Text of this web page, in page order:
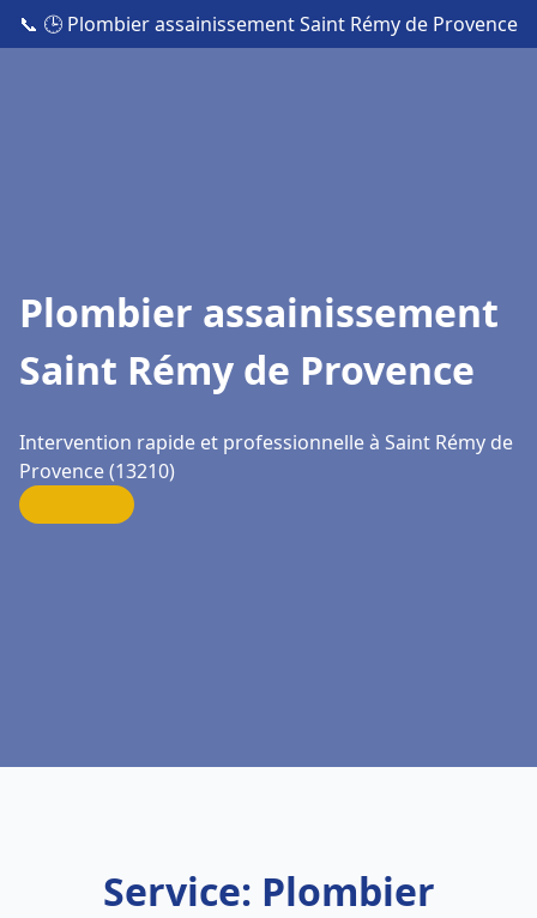
📞 🕒 Plombier assainissement Saint Rémy de Provence
Plombier assainissement
Saint Rémy de Provence
Intervention rapide et professionnelle à Saint Rémy de
Provence (13210)
Service: Plombier